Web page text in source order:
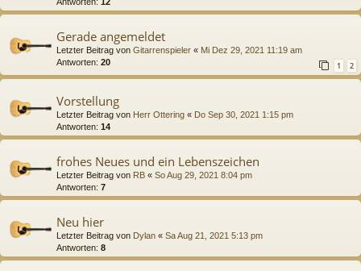
Gerade angemeldet
Letzter Beitrag von Gitarrenspieler « Mi Dez 29, 2021 11:19 am
Antworten: 20 1 2
Vorstellung
Letzter Beitrag von Herr Ottering « Do Sep 30, 2021 1:15 pm
Antworten: 14
frohes Neues und ein Lebenszeichen
Letzter Beitrag von RB « So Aug 29, 2021 8:04 pm
Antworten: 7
Neu hier
Letzter Beitrag von Dylan « Sa Aug 21, 2021 5:13 pm
Antworten: 8